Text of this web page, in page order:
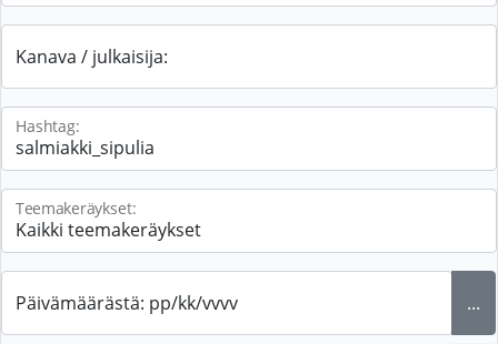
Kanava / julkaisija:
Hashtag:
Teemakeräykset:
Päivämäärästä: pp/kk/vvvv ...